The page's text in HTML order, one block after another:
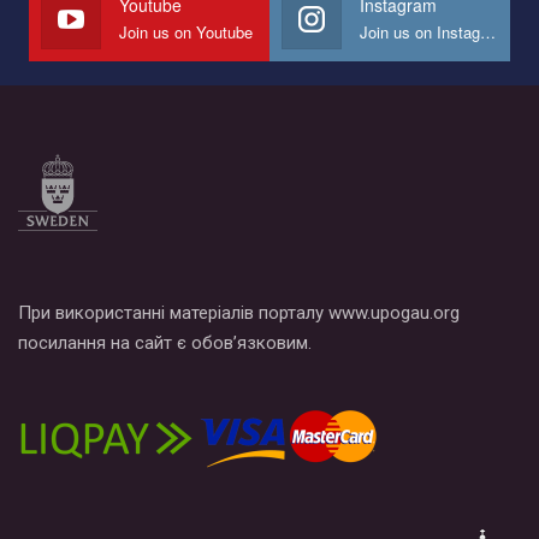
Все, что вам нужно сделать - это зайти на наш канал YouTube
по этой ссылке и поставить лайк под видео.
Join us on Youtube Join us on Instagram
При використанні матеріалів порталу www.upogau.org
посилання на сайт є обов’язковим.